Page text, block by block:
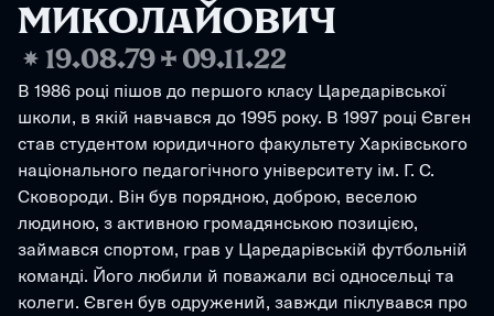
МИКОЛАЙОВИЧ
❋ 19.08.79✢ 09.11.22
В 1986 році пішов до першого класу Царедарівської
школи, в якій навчався до 1995 року. В 1997 році Євген
став студентом юридичного факультету Харківського
національного педагогічного університету ім. Г. С.
Сковороди. Він був порядною, доброю, веселою
людиною, з активною громадянською позицією,
займався спортом, грав у Царедарівській футбольній
команді. Його любили й поважали всі односельці та
колеги. Євген був одружений, завжди піклувався про